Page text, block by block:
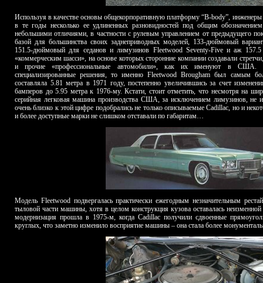
Используя в качестве основы общекорпоративную платформу “B-body”,
в те годы несколько ее удлиненных разновидностей под общим
небольшими отличиями, в частности с рулевым управлением от предыдущего
базой для большинства своих заднеприводных моделей, 133-дюймовый
151.5-дюймовый для седанов и лимузинов Fleetwood Seventy-Five и аж 157.5
«коммерческим шасси», на основе которых сторонние компании создавали
и прочие «профессиональные автомобили», как их именуют в США.
специализированные решения, то именно Fleetwood Brougham был самым
составляла 5.81 метра в 1971 году, постепенно увеличившись за счет
бамперов до 5.95 метра к 1976-му. Кстати, стоит отметить, что несмотря на
серийная легковая машина производства США, за исключением лимузинов,
очень близко к этой цифре подобрались не только описываемые Cadillac, но и
и более доступные марки не слишком отставали по габаритам…
Модель Fleetwood подвергалась практически ежегодным незначительным
тыловой части машины, хотя в целом конструкция кузова оставалась
модернизация прошла в 1975-м, когда Cadillac получили сдвоенные
круглых, что заметно изменило восприятие машины – она стала более